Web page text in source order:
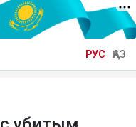
РУС ҚАЗ